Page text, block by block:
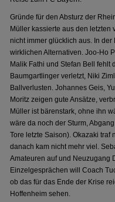
Gründe für den Absturz der
Müller kassierte aus den letzten
nicht immer glücklich aus. In
wirklichen Alternativen. Joo-Ho
Malik Fathi und Stefan Bell fehlt
Baumgartlinger verletzt, Niki
Ballverlusten. Johannes Geis,
Moritz zeigen gute Ansätze,
Müller ist bärenstark, ohne ihn
wäre da noch der Sturm,
Tore letzte Saison). Okazaki traf
danach kam nicht mehr viel.
Amateuren auf und Neuzugang
Einzelgesprächen will Coach
ob das für das Ende der Krise
Hoffenheim sehen.